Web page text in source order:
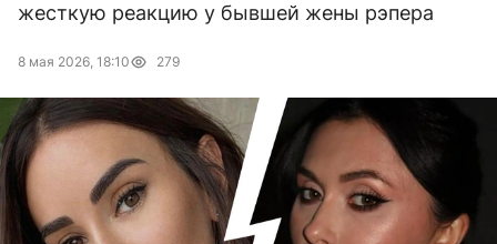
жесткую реакцию у бывшей жены рэпера
8 мая 2026, 18:10 279